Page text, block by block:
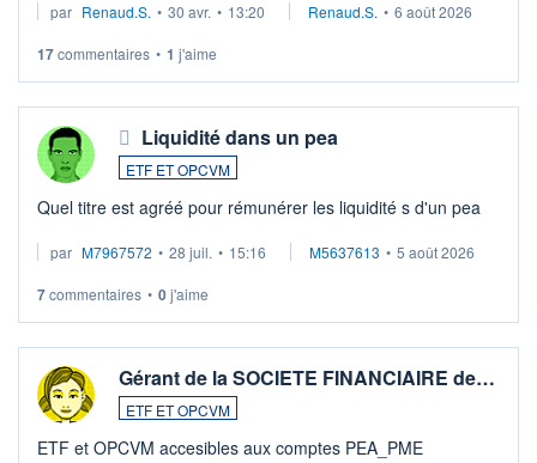
Investissement long terme tip top pour sa retraite.
par Renaud.S. • 30 avr. • 13:20 Renaud.S. • 6 août 2026
17commentaires • 1 j'aime
Liquidité dans un pea
ETF ET OPCVM
Quel titre est agréé pour rémunérer les liquidité s d'un pea
par M7967572 • 28 juil. • 15:16 M5637613 • 5 août 2026
7commentaires • 0j'aime
Gérant de la SOCIETE FINANCIAIRE de…
ETF ET OPCVM
ETF et OPCVM accesibles aux comptes PEA_PME